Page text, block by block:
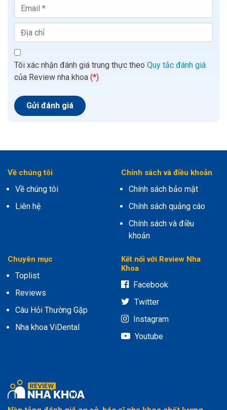
Tôi xác nhận đánh giá trung thực theo Quy tắc đánh giá
của Review nha khoa (*)
Về chúng tôi
Về chúng tôi
Liên hệ
Chính sách và điều khoản
Chính sách bảo mật
Chính sách quảng cáo
Chính sách và điều
khoản
Chuyên mục
Toplist
Reviews
Câu Hỏi Thường Gặp
Nha khoa ViDental
Kết nối với Review Nha
Khoa
Facebook
Twitter
Instagram
Youtube